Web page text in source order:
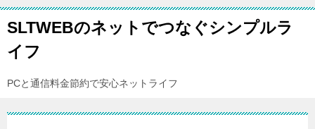
SLTWEBのネットでつなぐシンプルラ
イフ
PCと通信料金節約で安心ネットライフ